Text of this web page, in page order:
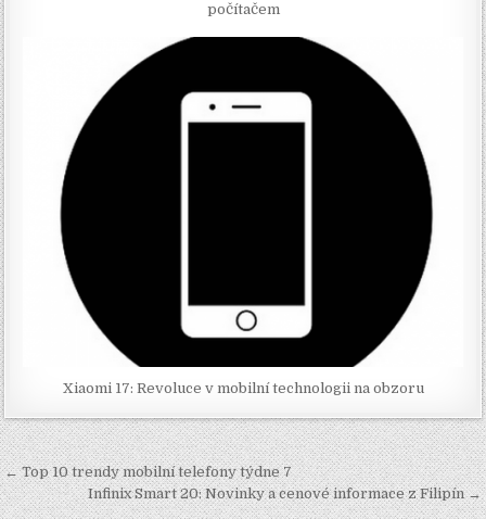
počítačem
Xiaomi 17: Revoluce v mobilní technologii na obzoru
Navigace
pro
← Top 10 trendy mobilní telefony týdne 7
Infinix Smart 20: Novinky a cenové informace z Filipín →